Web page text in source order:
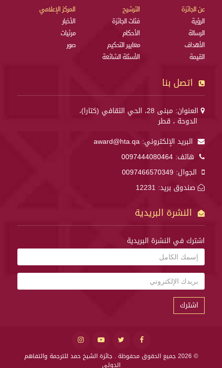
عن الجائزة
الرؤية
الرسالة
الأهداف
القيمة
الترشيح
فئات الجائزة
الأحكام
معايير التحكيم
الأسئلة الشائعة
المركز الإعلامي
الأخبار
مرئيات
صور
اتصل بنا
العنوان: مبنى 28، الحي الثقافي (كتارا)،
الدوحة ، قطر
البريد الإلكتروني: award@hta.qa
هاتف: 0097444080464
الجوال: 0097466570349
صندوق بريد: 12231
النشرة البريدية
اشترك في النشرة البريدية
اشترك
© 2026 جميع الحقوق محفوظة .
جائزة الشيخ حمد للترجمة والتفاهم
الدولي